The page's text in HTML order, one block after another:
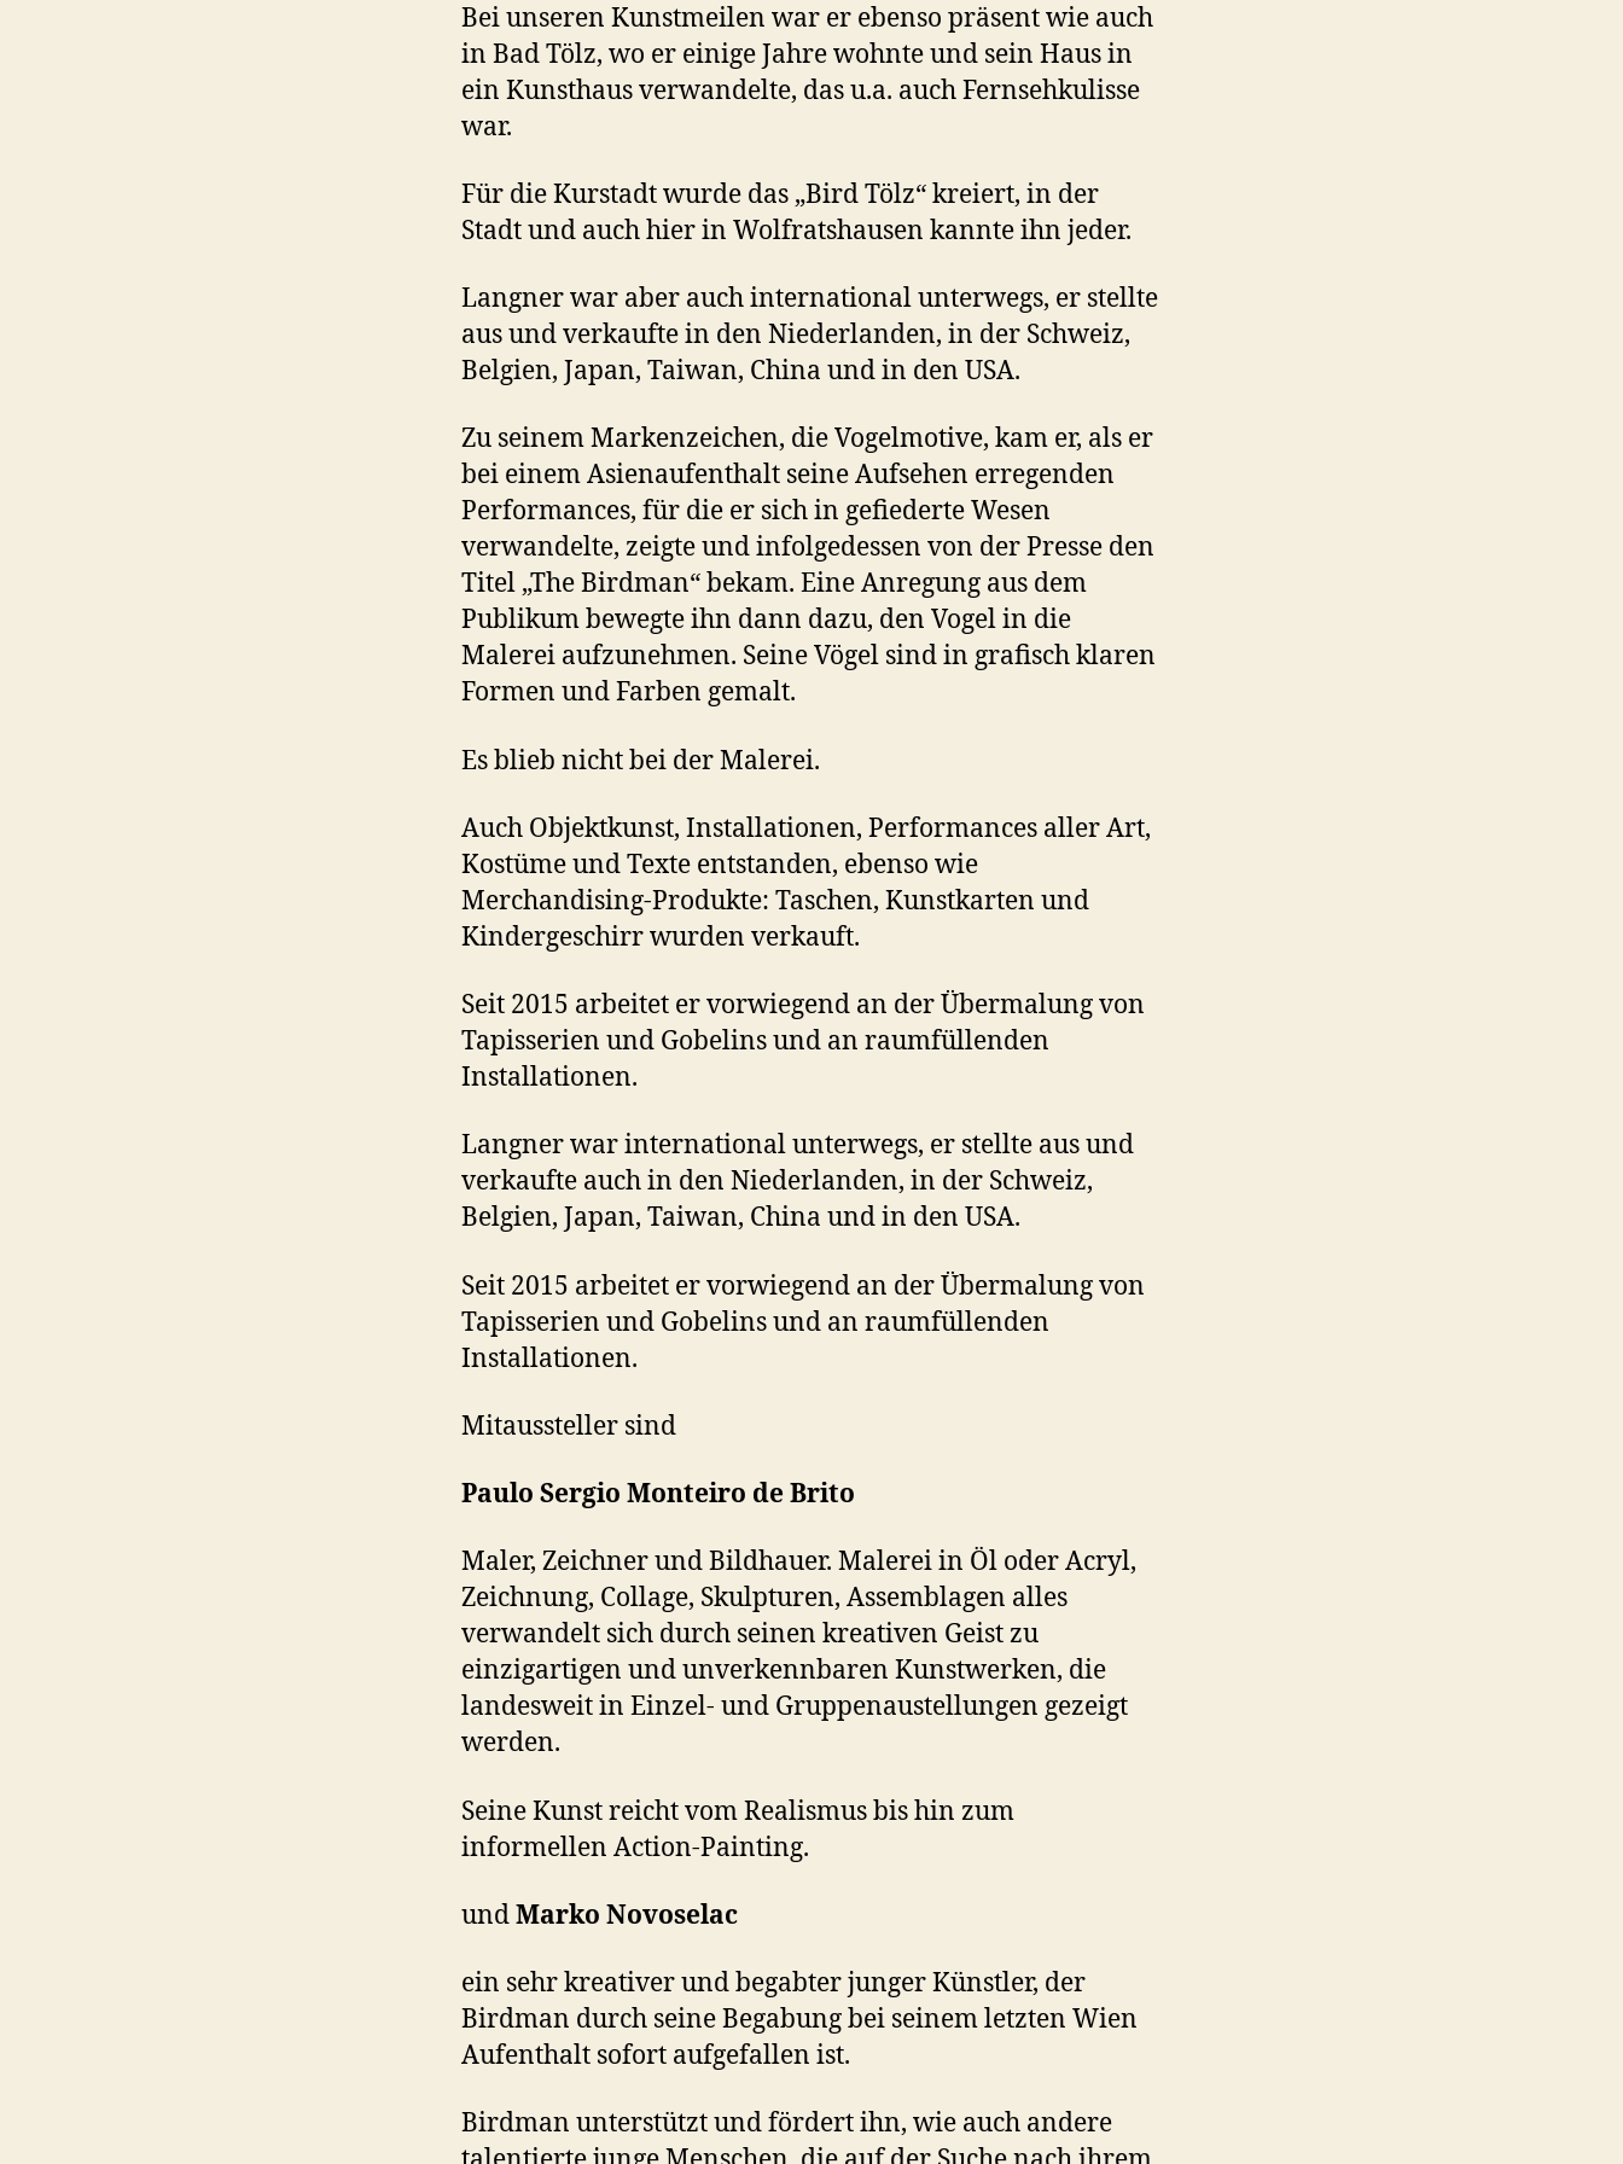
Bei unseren Kunstmeilen war er ebenso präsent wie auch
in Bad Tölz, wo er einige Jahre wohnte und sein Haus in
ein Kunsthaus verwandelte, das u.a. auch Fernsehkulisse
war.
Für die Kurstadt wurde das „Bird Tölz“ kreiert, in der
Stadt und auch hier in Wolfratshausen kannte ihn jeder.
Langner war aber auch international unterwegs, er stellte
aus und verkaufte in den Niederlanden, in der Schweiz,
Belgien, Japan, Taiwan, China und in den USA.
Zu seinem Markenzeichen, die Vogelmotive, kam er, als er
bei einem Asienaufenthalt seine Aufsehen erregenden
Performances, für die er sich in gefiederte Wesen
verwandelte, zeigte und infolgedessen von der Presse den
Titel „The Birdman“ bekam. Eine Anregung aus dem
Publikum bewegte ihn dann dazu, den Vogel in die
Malerei aufzunehmen. Seine Vögel sind in grafisch klaren
Formen und Farben gemalt.
Es blieb nicht bei der Malerei.
Auch Objektkunst, Installationen, Performances aller Art,
Kostüme und Texte entstanden, ebenso wie
Merchandising-Produkte: Taschen, Kunstkarten und
Kindergeschirr wurden verkauft.
Seit 2015 arbeitet er vorwiegend an der Übermalung von
Tapisserien und Gobelins und an raumfüllenden
Installationen.
Langner war international unterwegs, er stellte aus und
verkaufte auch in den Niederlanden, in der Schweiz,
Belgien, Japan, Taiwan, China und in den USA.
Seit 2015 arbeitet er vorwiegend an der Übermalung von
Tapisserien und Gobelins und an raumfüllenden
Installationen.
Mitaussteller sind
Paulo Sergio Monteiro de Brito
Maler, Zeichner und Bildhauer. Malerei in Öl oder Acryl,
Zeichnung, Collage, Skulpturen, Assemblagen alles
verwandelt sich durch seinen kreativen Geist zu
einzigartigen und unverkennbaren Kunstwerken, die
landesweit in Einzel- und Gruppenaustellungen gezeigt
werden.
Seine Kunst reicht vom Realismus bis hin zum
informellen Action-Painting.
undMarko Novoselac
ein sehr kreativer und begabter junger Künstler, der
Birdman durch seine Begabung bei seinem letzten Wien
Aufenthalt sofort aufgefallen ist.
Birdman unterstützt und fördert ihn, wie auch andere